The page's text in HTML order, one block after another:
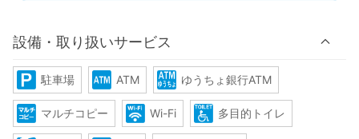
設備・取り扱いサービス
駐車場 ATM ゆうちょ銀行ATM
マルチコピー Wi-Fi 多目的トイレ